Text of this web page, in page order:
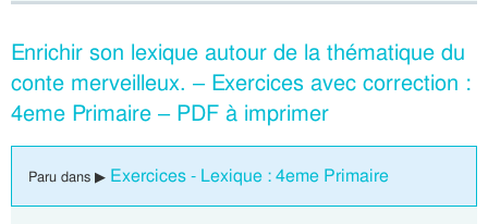
Enrichir son lexique autour de la thématique du
conte merveilleux. – Exercices avec correction :
4eme Primaire – PDF à imprimer
Paru dans ▶ Exercices - Lexique : 4eme Primaire